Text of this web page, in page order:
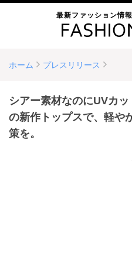
最新ファッション情
ホーム プレスリリース
シアー素材なのにUVカ
の新作トップスで、軽や
策を。